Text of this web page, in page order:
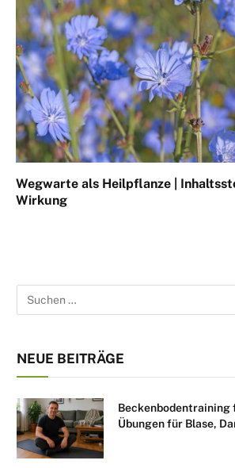
Wegwarte als Heilpflanze |
Wirkung
NEUE BEITRÄGE
Beckenbodentraining
Übungen für Blase,